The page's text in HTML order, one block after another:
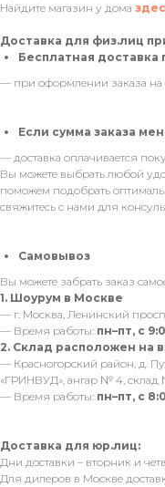
Найдите магазин у дома
Доставка для физ.лиц
Бесплатная доставка
— при оформлении заказа на
Если сумма заказа
— доставка оплачивается
Вы можете выбрать любой
поможем подобрать
свяжитесь с нами для
Самовывоз
Вы можете забрать заказ
1. Шоурум в Москве
— г. Москва, Ленинский
— Время работы: пн–пт, с
2. Склад расположен
— Красногорский район, д.
«ГРИНВУД», ангар № 4, склад
— Время работы: пн–пт, с
Доставка для юр.лиц:
Дни доставки – вторник и
Для дилеров в Москве